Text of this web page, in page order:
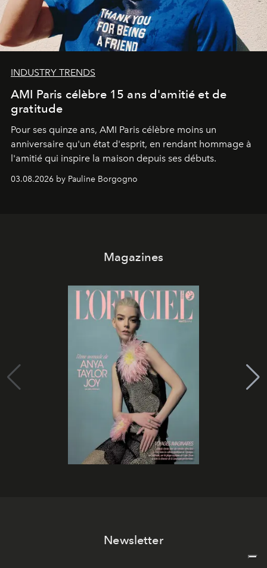
INDUSTRY TRENDS
AMI Paris célèbre 15 ans d'amitié et de
gratitude
Pour ses quinze ans, AMI Paris célèbre moins un
anniversaire qu'un état d'esprit, en rendant hommage à
l'amitié qui inspire la maison depuis ses débuts.
03.08.2026 by Pauline Borgogno
Magazines
Newsletter